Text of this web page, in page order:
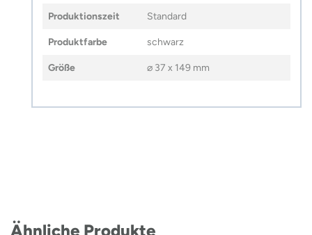
Produktionszeit Standard
Produktfarbe schwarz
Größe ⌀ 37 x 149 mm
Ähnliche Produkte